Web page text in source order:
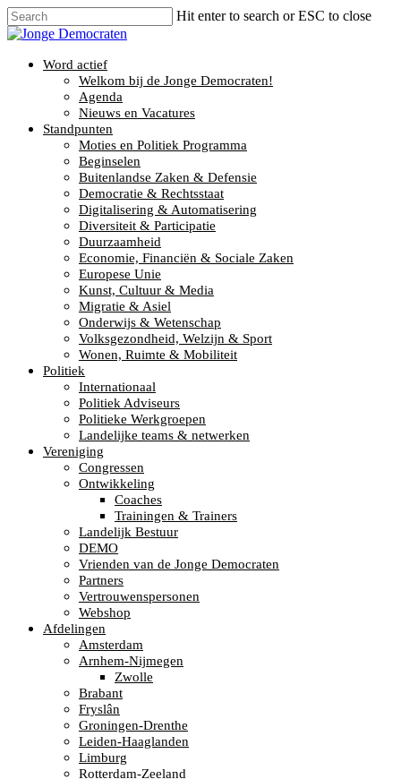
Hit enter to search or ESC to close
Word actief
Welkom bij de Jonge Democraten!
Agenda
Nieuws en Vacatures
Standpunten
Moties en Politiek Programma
Beginselen
Buitenlandse Zaken & Defensie
Democratie & Rechtsstaat
Digitalisering & Automatisering
Diversiteit & Participatie
Duurzaamheid
Economie, Financiën & Sociale Zaken
Europese Unie
Kunst, Cultuur & Media
Migratie & Asiel
Onderwijs & Wetenschap
Volksgezondheid, Welzijn & Sport
Wonen, Ruimte & Mobiliteit
Politiek
Internationaal
Politiek Adviseurs
Politieke Werkgroepen
Landelijke teams & netwerken
Vereniging
Congressen
Ontwikkeling
Coaches
Trainingen & Trainers
Landelijk Bestuur
DEMO
Vrienden van de Jonge Democraten
Partners
Vertrouwenspersonen
Webshop
Afdelingen
Amsterdam
Arnhem-Nijmegen
Zwolle
Brabant
Fryslân
Groningen-Drenthe
Leiden-Haaglanden
Limburg
Rotterdam-Zeeland